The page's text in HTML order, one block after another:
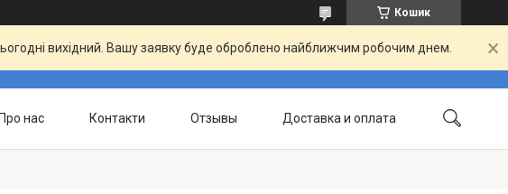
Кошик
вихідний. Вашу заявку буде оброблено найближчим робочим днем.
нас Контакти Отзывы Доставка и оплата